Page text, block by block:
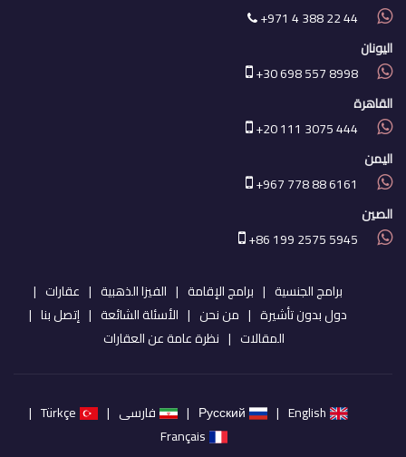
+971 4 388 22 44
اليونان
+30 698 557 8998
القاهرة
+20 111 3075 444
اليمن
+967 778 88 6161
الصين
+86 199 2575 5945
برامج الجنسية برامج الإقامة الفيزا الذهبية
عقارات
دول بدون تأشيرة
من نحن الأسئلة الشائعة
إتصل بنا
المقالات
نظرة عامة عن العقارات
English
Русский فارسی
Türkçe
Français